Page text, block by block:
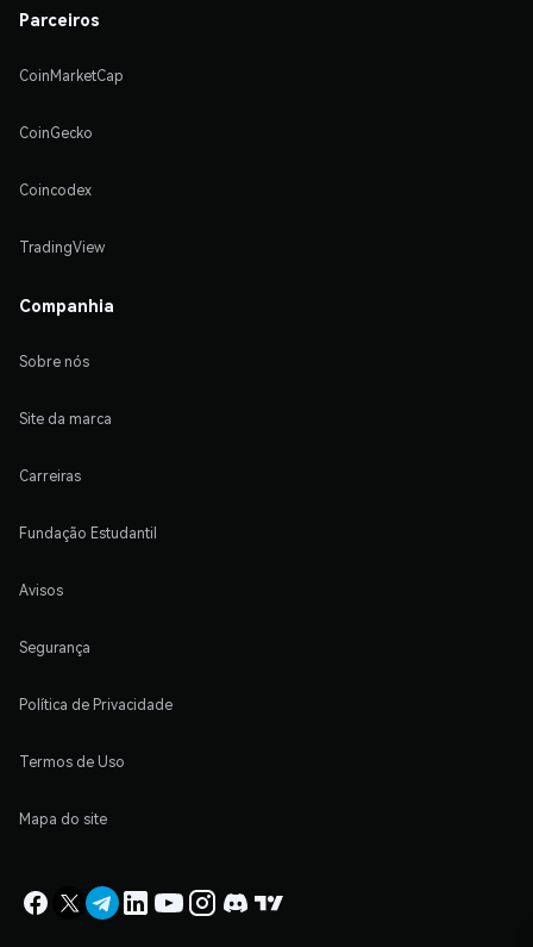
Parceiros
CoinMarketCap
CoinGecko
Coincodex
TradingView
Companhia
Sobre nós
Site da marca
Carreiras
Fundação Estudantil
Avisos
Segurança
Política de Privacidade
Termos de Uso
Mapa do site